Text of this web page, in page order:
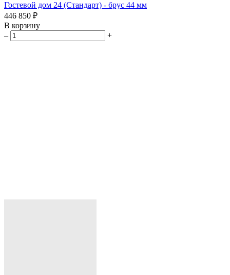
Гостевой дом 24 (Стандарт) - брус 44 мм
446 850 ₽
В корзину
–
+